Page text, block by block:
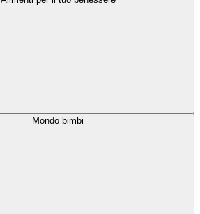
Mondo bimbi